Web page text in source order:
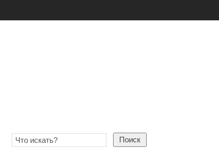
Поиск